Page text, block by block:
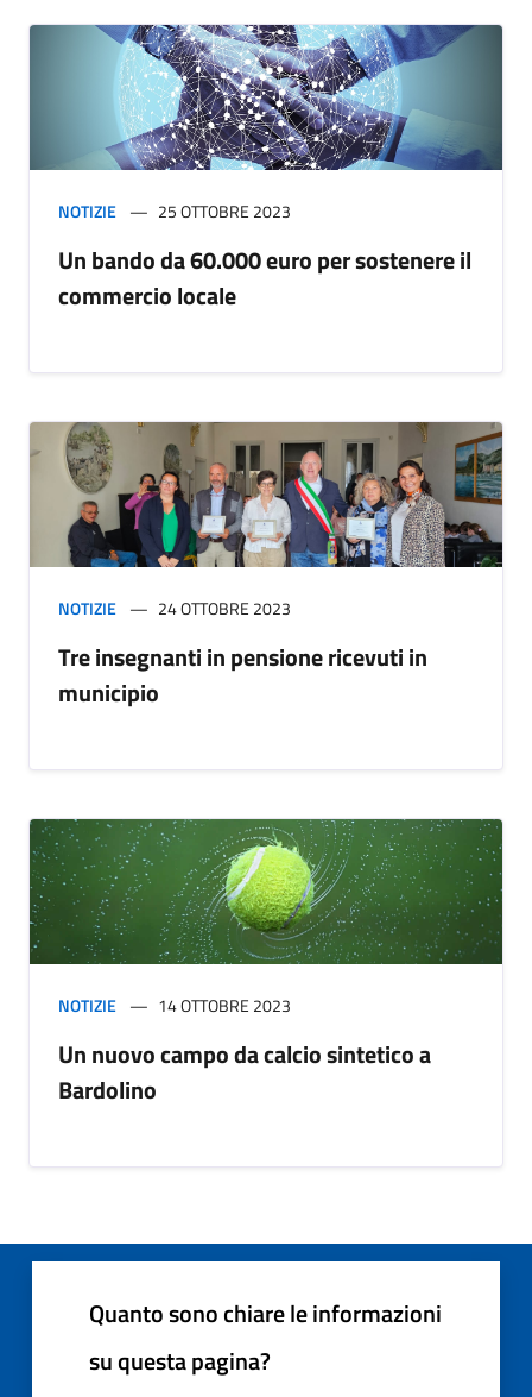
NOTIZIE 25 OTTOBRE 2023
Un bando da 60.000 euro per sostenere il
commercio locale
NOTIZIE 24 OTTOBRE 2023
Tre insegnanti in pensione ricevuti in
municipio
NOTIZIE 14 OTTOBRE 2023
Un nuovo campo da calcio sintetico a
Bardolino
Quanto sono chiare le informazioni
su questa pagina?